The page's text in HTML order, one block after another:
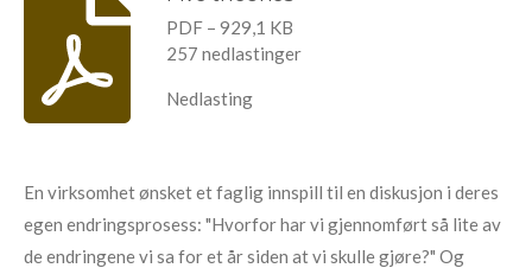
PDF – 929,1 KB
257 nedlastinger
Nedlasting
En virksomhet ønsket et faglig innspill til en diskusjon i deres
egen endringsprosess: "Hvorfor har vi gjennomført så lite av
de endringene vi sa for et år siden at vi skulle gjøre?" Og